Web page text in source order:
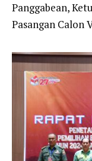
Panggabean,
Pasangan Calon